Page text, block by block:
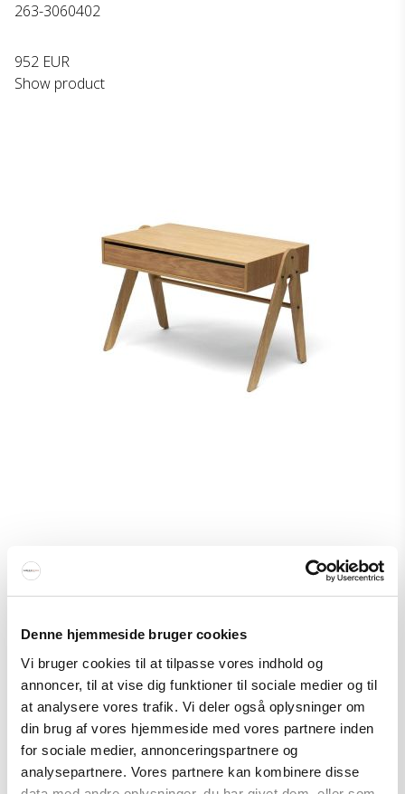
Denne hjemmeside bruger cookies
Vi bruger cookies til at tilpasse vores indhold og
annoncer, til at vise dig funktioner til sociale medier og til
at analysere vores trafik. Vi deler også oplysninger om
din brug af vores hjemmeside med vores partnere inden
for sociale medier, annonceringspartnere og
analysepartnere. Vores partnere kan kombinere disse
263-3060402
952 EUR
Show product
We Do Wood Geo's Bord Oak
We Do Wood
460 EUR
Show product